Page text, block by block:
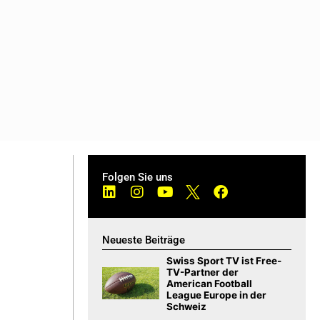
Folgen Sie uns
Neueste Beiträge
Swiss Sport TV ist Free-
TV-Partner der
American Football
League Europe in der
Schweiz